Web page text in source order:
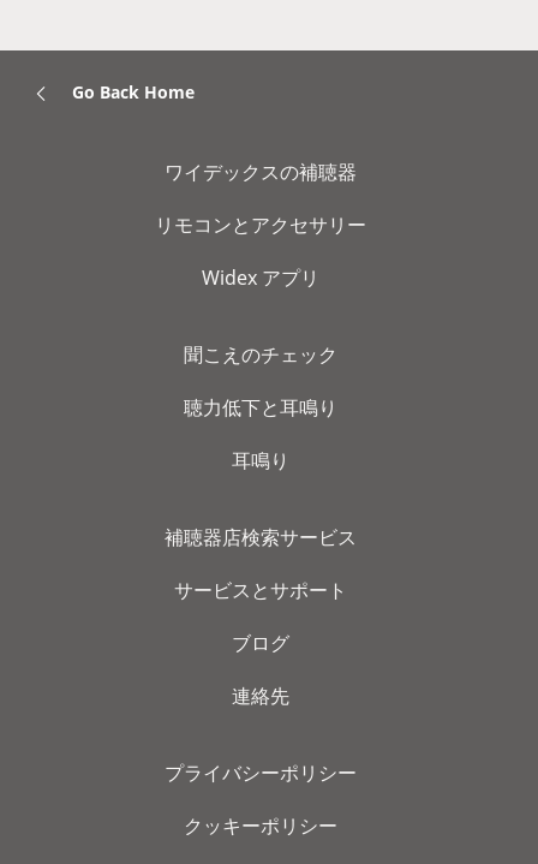
Go Back Home
ワイデックスの補聴器
リモコンとアクセサリー
Widex アプリ
聞こえのチェック
聴力低下と耳鳴り
耳鳴り
補聴器店検索サービス
サービスとサポート
ブログ
連絡先
プライバシーポリシー
クッキーポリシー